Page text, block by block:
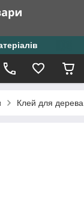
Клей для дерева